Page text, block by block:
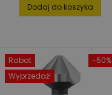
Dodaj do koszyka
-50%
Rabat
Wyprzedaż!